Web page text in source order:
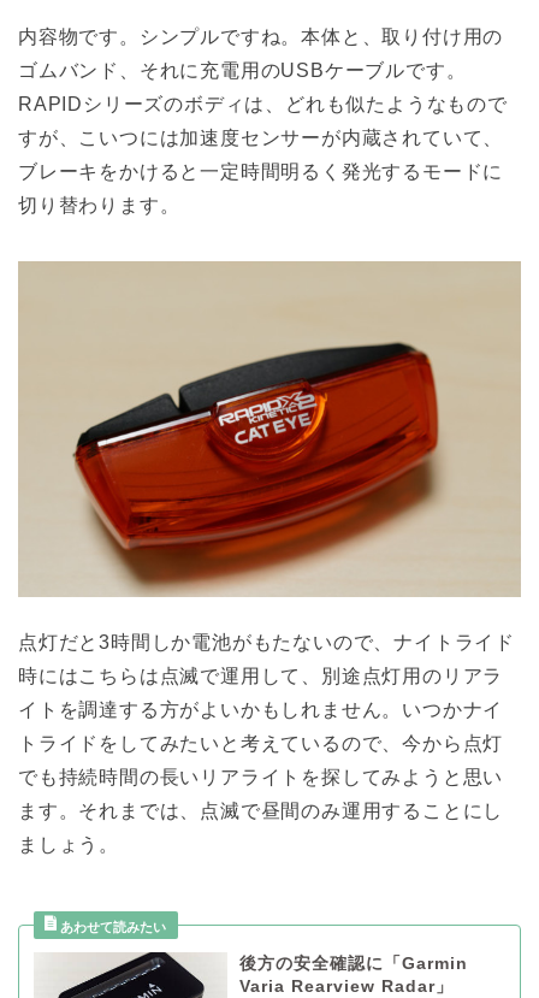
内容物です。シンプルですね。本体と、取り付け用の
ゴムバンド、それに充電用のUSBケーブルです。
RAPIDシリーズのボディは、どれも似たようなもので
すが、こいつには加速度センサーが内蔵されていて、
ブレーキをかけると一定時間明るく発光するモードに
切り替わります。
点灯だと3時間しか電池がもたないので、ナイトライド
時にはこちらは点滅で運用して、別途点灯用のリアラ
イトを調達する方がよいかもしれません。いつかナイ
トライドをしてみたいと考えているので、今から点灯
でも持続時間の長いリアライトを探してみようと思い
ます。それまでは、点滅で昼間のみ運用することにし
ましょう。
後方の安全確認に「Garmin
Varia Rearview Radar」